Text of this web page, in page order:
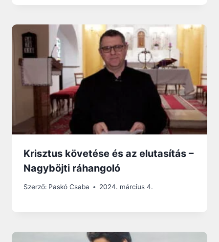
Krisztus követése és az elutasítás –
Nagyböjti ráhangoló
Szerző: Paskó Csaba 2024. március 4.